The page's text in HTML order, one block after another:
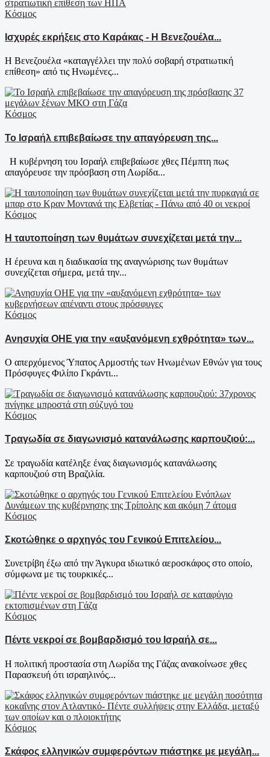
Κόσμος
Ισχυρές εκρήξεις στο Καράκας - Η Βενεζουέλα...
Η Βενεζουέλα «καταγγέλλει την πολύ σοβαρή στρατιωτική
επίθεση» από τις Ηνωμένες...
Κόσμος
Το Ισραήλ επιβεβαίωσε την απαγόρευση της...
Η κυβέρνηση του Ισραήλ επιβεβαίωσε χθες Πέμπτη πως
απαγόρευσε την πρόσβαση στη Λωρίδα...
Κόσμος
Η ταυτοποίηση των θυμάτων συνεχίζεται μετά την...
Η έρευνα και η διαδικασία της αναγνώρισης των θυμάτων
συνεχίζεται σήμερα, μετά την...
Κόσμος
Ανησυχία ΟΗΕ για την «αυξανόμενη εχθρότητα» των...
Ο απερχόμενος Ύπατος Αρμοστής των Ηνωμένων Εθνών για τους
Πρόσφυγες Φιλίπο Γκράντι...
Κόσμος
Τραγωδία σε διαγωνισμό κατανάλωσης καρπουζιού:...
Σε τραγωδία κατέληξε ένας διαγωνισμός κατανάλωσης
καρπουζιού στη Βραζιλία.
Κόσμος
Σκοτώθηκε ο αρχηγός του Γενικού Επιτελείου...
Συνετρίβη έξω από την Άγκυρα ιδιωτικό αεροσκάφος στο οποίο,
σύμφωνα με τις τουρκικές...
Κόσμος
Πέντε νεκροί σε βομβαρδισμό του Ισραήλ σε...
Η πολιτική προστασία στη Λωρίδα της Γάζας ανακοίνωσε χθες
Παρασκευή ότι ισραηλινός...
Κόσμος
Σκάφος ελληνικών συμφερόντων πιάστηκε με μεγάλη...